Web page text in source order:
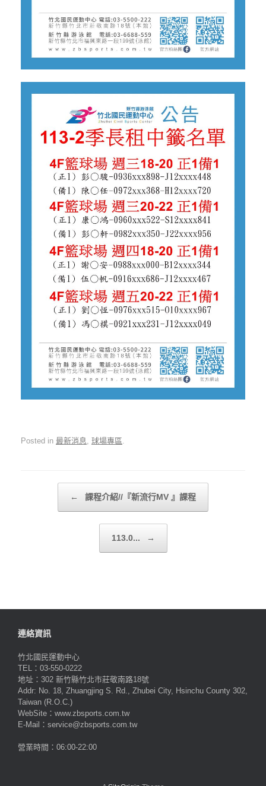
Posted in 最新消息 球場專區
← 課程介紹//『新流行MV 』課程
113.0... →
連絡資訊
竹北國民運動中心
TEL：03-550-0222
地址：302 新竹縣竹北市莊敬南路18號
Addr: No. 18, Zhuangjing S. Rd., Zhubei City, Hsinchu County 302,
Taiwan (R.O.C.)
WebSite：www.zbsports.com.tw
E-Mail：service@zbsports.com.tw
營業時間：06:00-22:00